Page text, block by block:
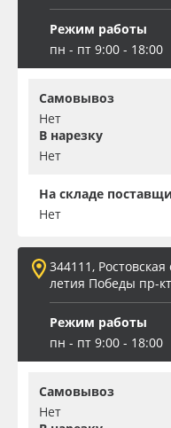
Режим работы
пн - пт 9:00 - 18:00
Самовывоз
Нет
В нарезку
Нет
На складе
Нет
344111,
летия Победы пр-
Режим работы
пн - пт 9:00 - 18:00
Самовывоз
Нет